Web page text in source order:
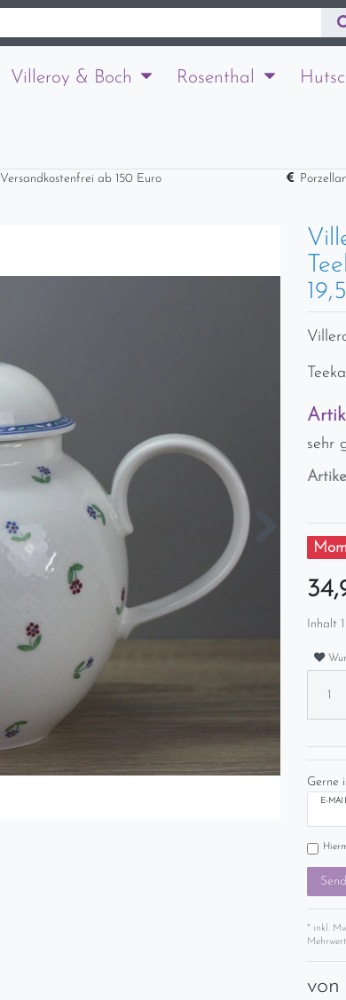
Villeroy & Boch Rosenthal
Versandkostenfrei ab 150 Euro
sehr
Inhalt 1
Gerne
E-
* inkl.
von